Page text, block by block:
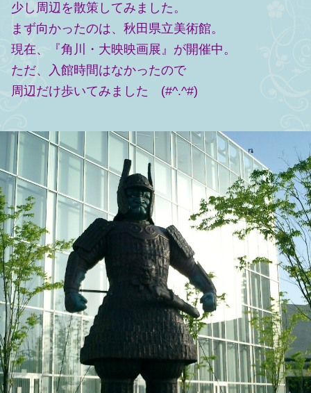
少し周辺を散策してみました。
まず向かったのは、秋田県立美術館。
現在、『角川・大映映画展』が開催中。
ただ、入館時間はなかったので
周辺だけ歩いてみました (#^.^#)